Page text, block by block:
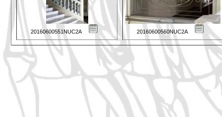
20160600551NUC2A 20160600560NUC2A